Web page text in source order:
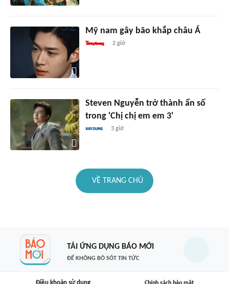
Mỹ nam gây bão khắp châu Á
2 giờ
Steven Nguyễn trở thành ẩn số
trong 'Chị chị em em 3'
3 giờ
VỀ TRANG CHỦ
TẢI ỨNG DỤNG BÁO MỚI
ĐỂ KHÔNG BỎ SÓT TIN TỨC